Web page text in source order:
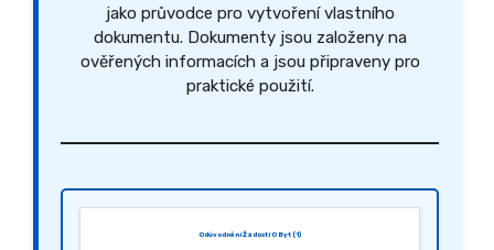
jako průvodce pro vytvoření vlastního
dokumentu. Dokumenty jsou založeny na
ověřených informacích a jsou připraveny pro
praktické použití.
Odůvodnění Žádosti O Byt (1)